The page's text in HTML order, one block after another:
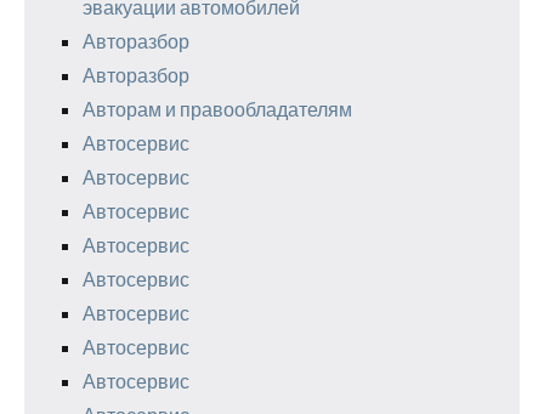
эвакуации автомобилей
Авторазбор
Авторазбор
Авторам и правообладателям
Автосервис
Автосервис
Автосервис
Автосервис
Автосервис
Автосервис
Автосервис
Автосервис